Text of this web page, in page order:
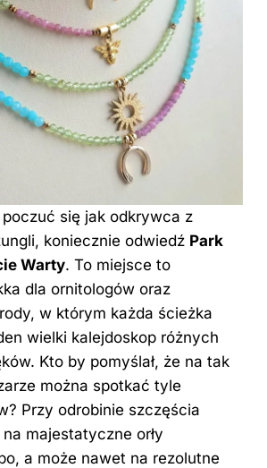
się jak odkrywca z
koniecznie odwiedź Park
Warty. To miejsce to
dla ornitologów oraz
w którym każda ścieżka
wielki kalejdoskop różnych
Kto by pomyślał, że na tak
można spotkać tyle
Przy odrobinie szczęścia
majestatyczne orły
a może nawet na rezolutne